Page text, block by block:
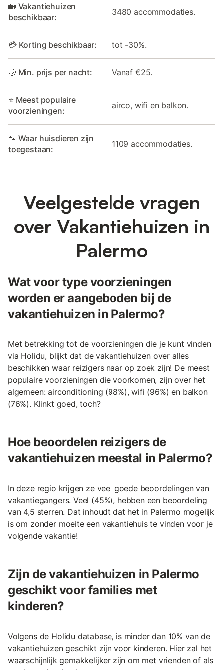
🏡 Vakantiehuizen
beschikbaar:
3480 accommodaties.
💳 Korting beschikbaar: tot -30%.
🌙 Min. prijs per nacht: Vanaf €25.
⭐ Meest populaire
voorzieningen:
airco, wifi en balkon.
🐾 Waar huisdieren zijn
toegestaan:
1109 accommodaties.
Veelgestelde vragen
over Vakantiehuizen in
Palermo
Wat voor type voorzieningen
worden er aangeboden bij de
vakantiehuizen in Palermo?
Met betrekking tot de voorzieningen die je kunt vinden
via Holidu, blijkt dat de vakantiehuizen over alles
beschikken waar reizigers naar op zoek zijn! De meest
populaire voorzieningen die voorkomen, zijn over het
algemeen: airconditioning (98%), wifi (96%) en balkon
(76%). Klinkt goed, toch?
Hoe beoordelen reizigers de
vakantiehuizen meestal in Palermo?
In deze regio krijgen ze veel goede beoordelingen van
vakantiegangers. Veel (45%), hebben een beoordeling
van 4,5 sterren. Dat inhoudt dat het in Palermo mogelijk
is om zonder moeite een vakantiehuis te vinden voor je
volgende vakantie!
Zijn de vakantiehuizen in Palermo
geschikt voor families met
kinderen?
Volgens de Holidu database, is minder dan 10% van de
vakantiehuizen geschikt zijn voor kinderen. Hier zal het
waarschijnlijk gemakkelijker zijn om met vrienden of als